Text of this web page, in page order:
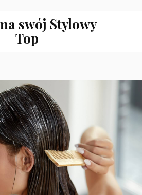
swój Stylowy
Top